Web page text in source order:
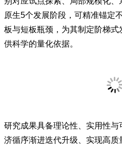
别对应试点探索、局部规模化、
原生5个发展阶段，可精准锚定
板与短板瓶颈，为其制定阶梯式
研究成果具备理论性、实用性与